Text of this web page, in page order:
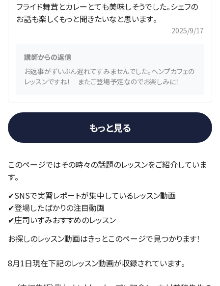
フライド舞茸とカレーとても美味しそうでした。シェフの
お話も楽しくもっと聞きたいなと思います。
2025/9/17
講師からの返信
お返事がずいぶん遅れてすみませんでした。ヘンプカフェの
レッスンですね！ またご登場予定なのでお楽しみに！
もっと見る
このページではその時々の話題のレッスンをご紹介していま
す。
✔︎SNSで実習レポートが集中しているレッスン動画
✔︎登場したばかりの注目動画
✔︎庄司いずみおすすめのレッスン
お探しのレッスン動画はきっとこのページで見つかります！
8月1日現在下記のレッスン動画が収録されています。